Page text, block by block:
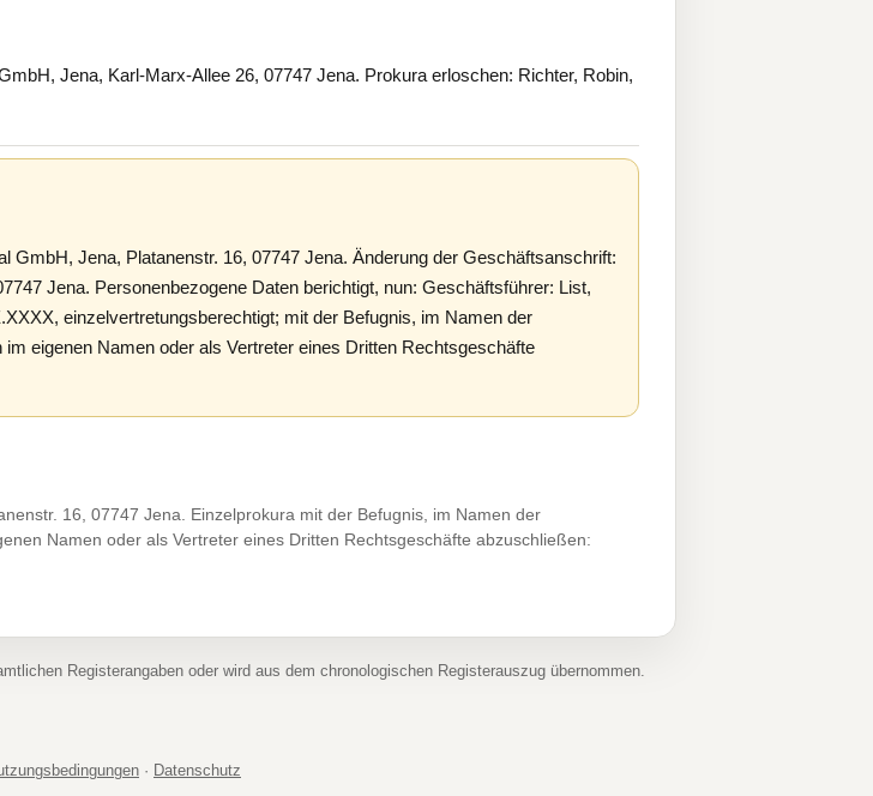
Jena, Karl-Marx-Allee 26, 07747 Jena. Prokura erloschen: Richter, Robin,
GmbH, Jena, Platanenstr. 16, 07747 Jena. Änderung der Geschäftsanschrift:
Jena. Personenbezogene Daten berichtigt, nun: Geschäftsführer: List,
einzelvertretungsberechtigt; mit der Befugnis, im Namen der
eigenen Namen oder als Vertreter eines Dritten Rechtsgeschäfte
16, 07747 Jena. Einzelprokura mit der Befugnis, im Namen der
Namen oder als Vertreter eines Dritten Rechtsgeschäfte abzuschließen:
Registerangaben oder wird aus dem chronologischen Registerauszug übernommen.
· Datenschutz